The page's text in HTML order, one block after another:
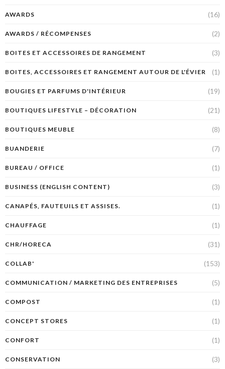
AWARDS (16)
AWARDS / RÉCOMPENSES (2)
BOITES ET ACCESSOIRES DE RANGEMENT (3)
BOITES, ACCESSOIRES ET RANGEMENT AUTOUR DE L'ÉVIER (1)
BOUGIES ET PARFUMS D'INTÉRIEUR (19)
BOUTIQUES LIFESTYLE – DÉCORATION (21)
BOUTIQUES MEUBLE (8)
BUANDERIE (7)
BUREAU / OFFICE (1)
BUSINESS (ENGLISH CONTENT) (3)
CANAPÉS, FAUTEUILS ET ASSISES. (1)
CHAUFFAGE (1)
CHR/HORECA (31)
COLLAB' (153)
COMMUNICATION / MARKETING DES ENTREPRISES (5)
COMPOST (1)
CONCEPT STORES (1)
CONFORT (1)
CONSERVATION (3)